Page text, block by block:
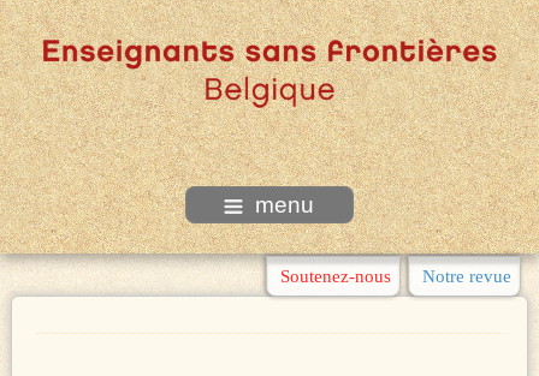
Soutenez-nous Notre revue
menu